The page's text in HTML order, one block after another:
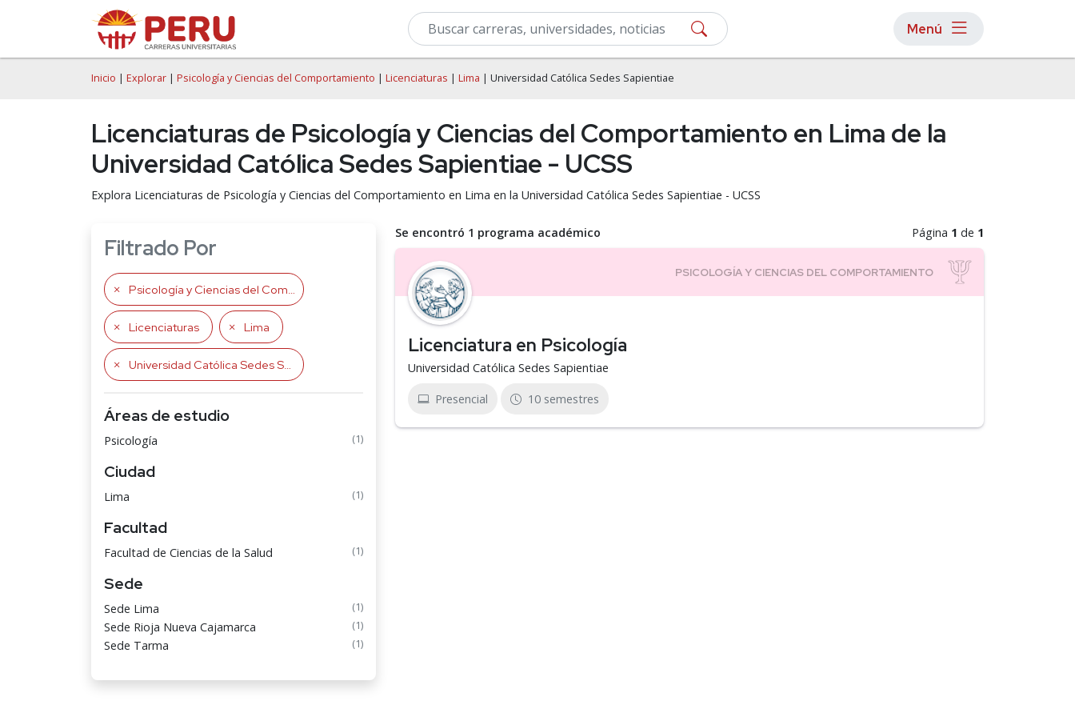
Menú
Inicio | Explorar | Psicología y Ciencias del Comportamiento | Licenciaturas | Lima | Universidad Católica Sedes Sapientiae
Licenciaturas de Psicología y Ciencias del Comportamiento en Lima de la
Universidad Católica Sedes Sapientiae - UCSS
Explora Licenciaturas de Psicología y Ciencias del Comportamiento en Lima en la Universidad Católica Sedes Sapientiae - UCSS
Filtrado Por
Psicología y Ciencias del Comportamiento
Licenciaturas Lima
Universidad Católica Sedes Sapientiae
Áreas de estudio
Psicología (1)
Ciudad
Lima (1)
Facultad
Facultad de Ciencias de la Salud (1)
Sede
Sede Lima (1)
Sede Rioja Nueva Cajamarca (1)
Sede Tarma (1)
Se encontró 1 programa académico Página 1 de 1
Licenciatura en Psicología
Universidad Católica Sedes Sapientiae
Presencial 10 semestres